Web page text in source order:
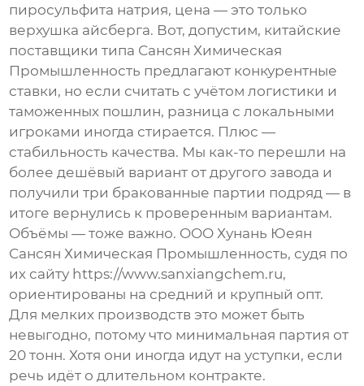
пиросульфита натрия, цена — это только
верхушка айсберга. Вот, допустим, китайские
поставщики типа Сансян Химическая
Промышленность предлагают конкурентные
ставки, но если считать с учётом логистики и
таможенных пошлин, разница с локальными
игроками иногда стирается. Плюс —
стабильность качества. Мы как-то перешли на
более дешёвый вариант от другого завода и
получили три бракованные партии подряд — в
итоге вернулись к проверенным вариантам.
Объёмы — тоже важно. OOO Хунань Юеян
Сансян Химическая Промышленность, судя по
их сайту https://www.sanxiangchem.ru,
ориентированы на средний и крупный опт.
Для мелких производств это может быть
невыгодно, потому что минимальная партия от
20 тонн. Хотя они иногда идут на уступки, если
речь идёт о длительном контракте.